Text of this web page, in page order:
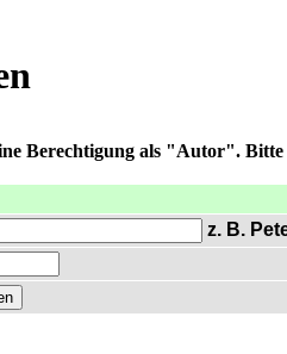
Berechtigung als "Autor". Bitte
z. B.